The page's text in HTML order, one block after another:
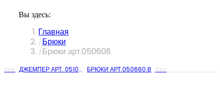
Вы здесь:
Главная
Брюки
Брюки арт.050608
Prev ДЖЕМПЕР АРТ. 051045 БРЮКИ АРТ.050660.В Next